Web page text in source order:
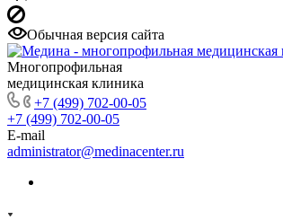
Обычная версия сайта
Многопрофильная
медицинская клиника
+7 (499) 702-00-05
+7 (499) 702-00-05
E-mail
administrator@medinacenter.ru